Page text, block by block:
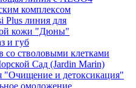
комплексом
Plus линия для
кожи "Дюны"
и губ
со стволовыми клетками
Сад (Jardin Marin)
"Очищение и детоксикация"
омоложение